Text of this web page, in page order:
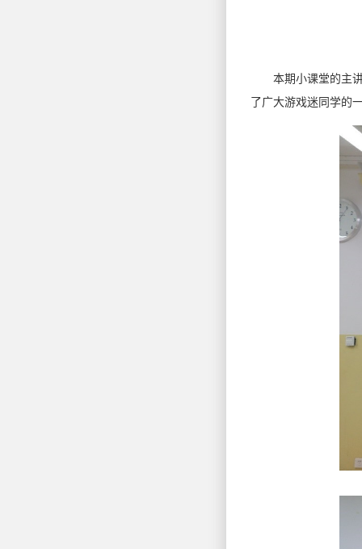
本期小课堂的主讲
了广大游戏迷同学的